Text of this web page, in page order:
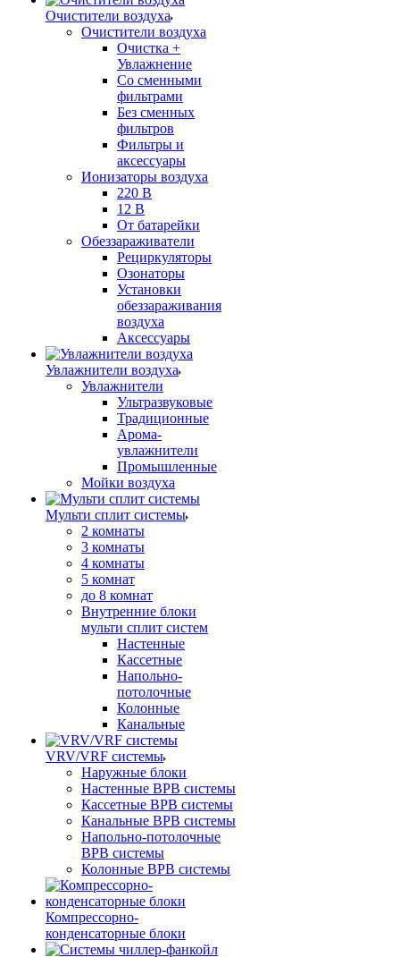
Очистители воздуха
Очистители воздуха
Очистка +
Увлажнение
Cо сменными
фильтрами
Без сменных
фильтров
Фильтры и
аксессуары
Ионизаторы воздуха
220 В
12 В
От батарейки
Обеззараживатели
Рециркуляторы
Озонаторы
Установки
обеззараживания
воздуха
Аксессуары
Увлажнители воздуха
Увлажнители
Ультразвуковые
Традиционные
Арома-
увлажнители
Промышленные
Мойки воздуха
Мульти сплит системы
2 комнаты
3 комнаты
4 комнаты
5 комнат
до 8 комнат
Внутренние блоки
мульти сплит систем
Настенные
Кассетные
Напольно-
потолочные
Колонные
Канальные
VRV/VRF системы
Наружные блоки
Настенные ВРВ системы
Кассетные ВРВ системы
Канальные ВРВ системы
Напольно-потолочные
ВРВ системы
Колонные ВРВ системы
Компрессорно-
конденсаторные блоки